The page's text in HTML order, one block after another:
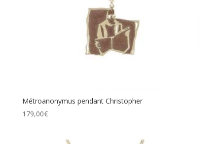
Métroanonymus pendant Christopher
179,00€